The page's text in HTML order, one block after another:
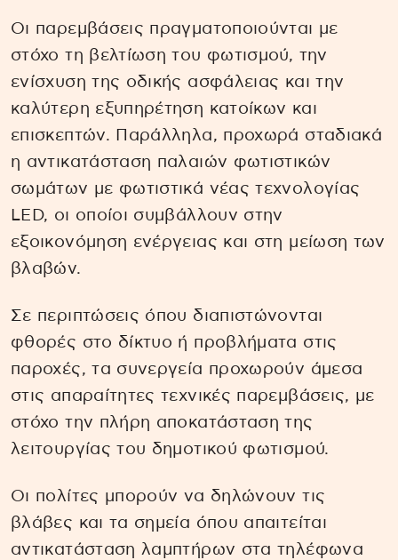
Οι παρεμβάσεις πραγματοποιούνται με
στόχο τη βελτίωση του φωτισμού, την
ενίσχυση της οδικής ασφάλειας και την
καλύτερη εξυπηρέτηση κατοίκων και
επισκεπτών. Παράλληλα, προχωρά σταδιακά
η αντικατάσταση παλαιών φωτιστικών
σωμάτων με φωτιστικά νέας τεχνολογίας
LED, οι οποίοι συμβάλλουν στην
εξοικονόμηση ενέργειας και στη μείωση των
βλαβών.
Σε περιπτώσεις όπου διαπιστώνονται
φθορές στο δίκτυο ή προβλήματα στις
παροχές, τα συνεργεία προχωρούν άμεσα
στις απαραίτητες τεχνικές παρεμβάσεις, με
στόχο την πλήρη αποκατάσταση της
λειτουργίας του δημοτικού φωτισμού.
Οι πολίτες μπορούν να δηλώνουν τις
βλάβες και τα σημεία όπου απαιτείται
αντικατάσταση λαμπτήρων στα τηλέφωνα